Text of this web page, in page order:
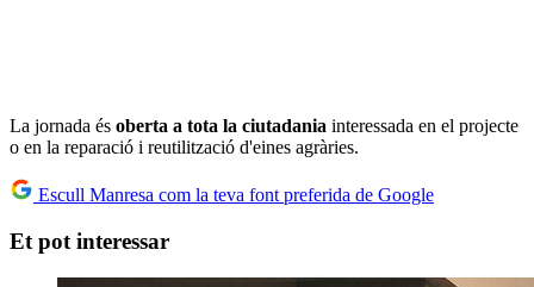
La jornada és oberta a tota la ciutadania interessada en el projecte
o en la reparació i reutilització d'eines agràries.
Escull Manresa com la teva font preferida de Google
Et pot interessar